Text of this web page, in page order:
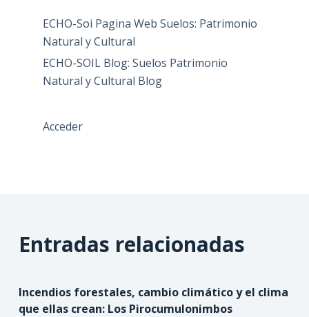
ECHO-Soi Pagina Web Suelos: Patrimonio
Natural y Cultural
ECHO-SOIL Blog: Suelos Patrimonio
Natural y Cultural Blog
Acceder
Entradas relacionadas
Incendios forestales, cambio climático y el clima
que ellas crean: Los Pirocumulonimbos